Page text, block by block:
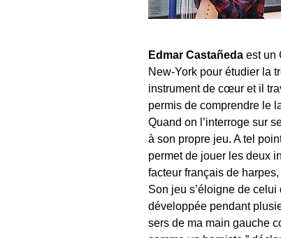
Edmar Castañeda est un
New-York pour étudier la
instrument de cœur et il
permis de comprendre le
Quand on l’interroge sur
à son propre jeu. A tel
permet de jouer les deux
facteur français de
Son jeu s’éloigne de
développée pendant
sers de ma main gauche